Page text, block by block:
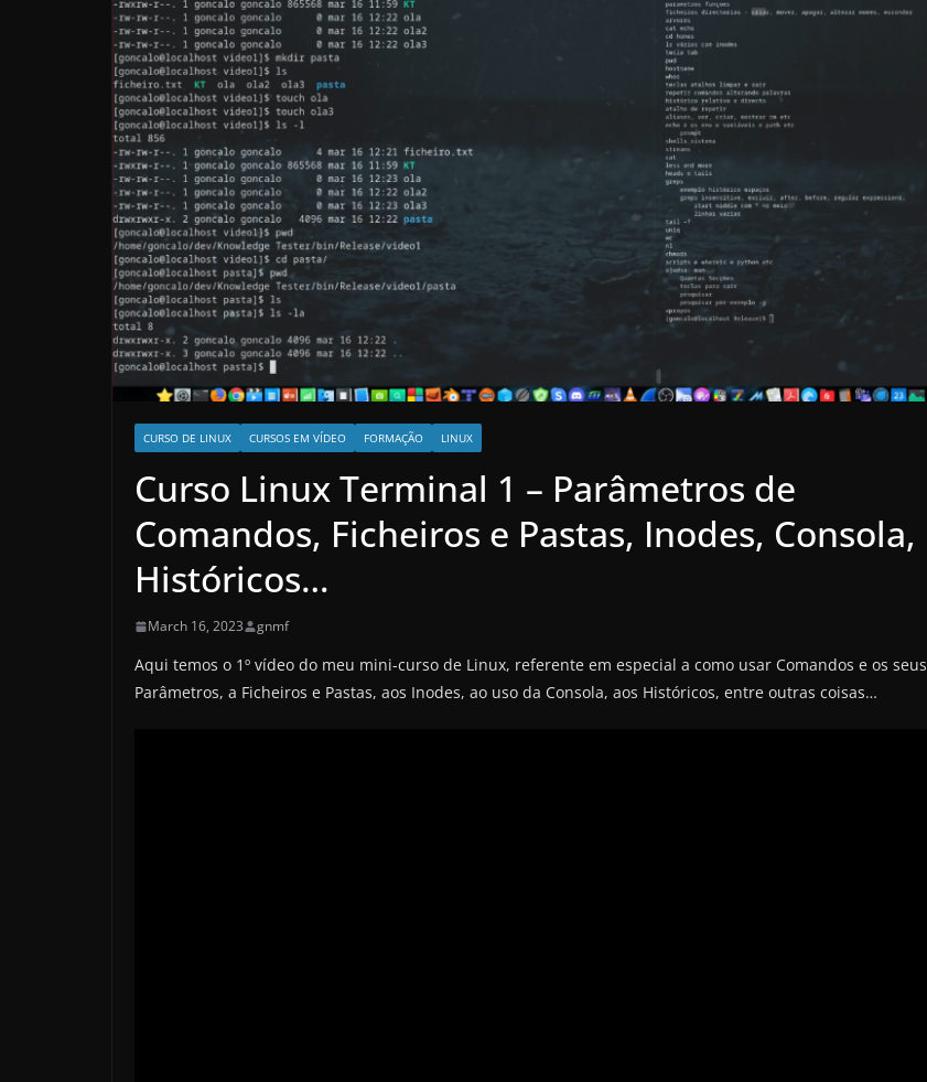
CURSO DE LINUX CURSOS EM VÍDEO FORMAÇÃO LINUX
Curso Linux Terminal 1 – Parâmetros de
Comandos, Ficheiros e Pastas, Inodes, Consola,
Históricos…
March 16, 2023 gnmf
Aqui temos o 1º vídeo do meu mini-curso de Linux, referente em especial a como usar Comandos e os seus
Parâmetros, a Ficheiros e Pastas, aos Inodes, ao uso da Consola, aos Históricos, entre outras coisas…